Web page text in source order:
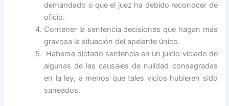
demandado o que el juez ha debido reconocer de
oficio.
Contener la sentencia decisiones que hagan más
gravosa la situación del apelante único.
Haberse dictado sentencia en un juicio viciado de
algunas de las causales de nulidad consagradas
en la ley, a menos que tales vicios hubieren sido
saneados.